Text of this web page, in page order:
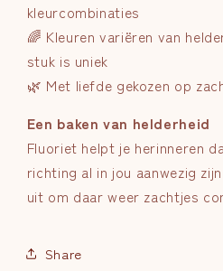
kleurcombinaties
🌈 Kleuren variëren van
stuk is uniek
🌿 Met liefde gekozen op
Een baken van helderheid
Fluoriet helpt je herinneren
richting al in jou aanwezig
uit om daar weer zachtjes
Share